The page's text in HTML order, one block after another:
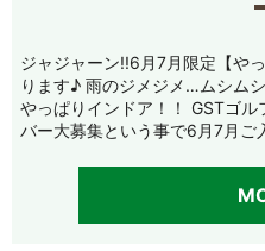
ジャジャーン!!6月7月限定【や
ります♪ 雨のジメジメ…ムシム
やっぱりインドア！！ GSTゴ
バー大募集という事で6月7月